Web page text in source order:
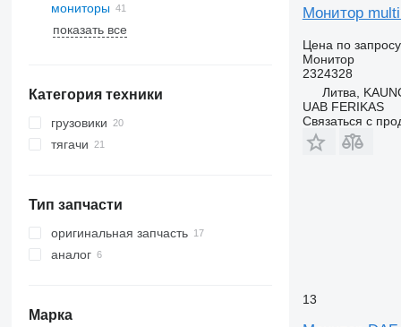
мониторы
показать все
Категория техники
грузовики
тягачи
Тип запчасти
оригинальная запчасть
аналог
Марка
Монитор
Цена по запросу
Монитор
2324328
Литва,
UAB FERIKAS
Связаться с
13